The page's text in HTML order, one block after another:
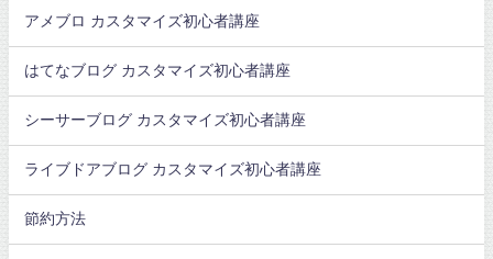
アメブロ カスタマイズ初心者講座
はてなブログ カスタマイズ初心者講座
シーサーブログ カスタマイズ初心者講座
ライブドアブログ カスタマイズ初心者講座
節約方法